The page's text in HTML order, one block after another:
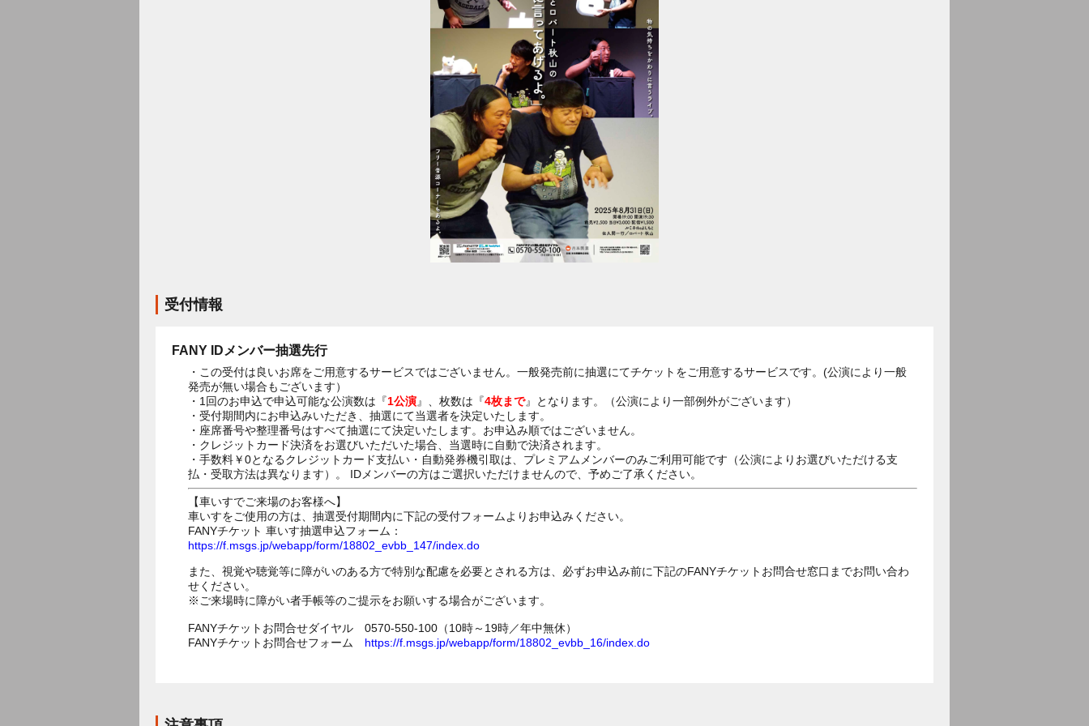
受付情報
FANY IDメンバー抽選先行
・この受付は良いお席をご用意するサービスではございません。一般発売前に抽選にてチケットをご用意するサービスです。(公演により一般
発売が無い場合もございます）
・1回のお申込で申込可能な公演数は『1公演』、枚数は『4枚まで』となります。（公演により一部例外がございます）
・受付期間内にお申込みいただき、抽選にて当選者を決定いたします。
・座席番号や整理番号はすべて抽選にて決定いたします。お申込み順ではございません。
・クレジットカード決済をお選びいただいた場合、当選時に自動で決済されます。
・手数料￥0となるクレジットカード支払い・自動発券機引取は、プレミアムメンバーのみご利用可能です（公演によりお選びいただける支
払・受取方法は異なります）。 IDメンバーの方はご選択いただけませんので、予めご了承ください。
【車いすでご来場のお客様へ】
車いすをご使用の方は、抽選受付期間内に下記の受付フォームよりお申込みください。
FANYチケット 車いす抽選申込フォーム：
https://f.msgs.jp/webapp/form/18802_evbb_147/index.do
また、視覚や聴覚等に障がいのある方で特別な配慮を必要とされる方は、必ずお申込み前に下記のFANYチケットお問合せ窓口までお問い合わ
せください。
※ご来場時に障がい者手帳等のご提示をお願いする場合がございます。
FANYチケットお問合せダイヤル 0570-550-100（10時～19時／年中無休）
FANYチケットお問合せフォーム https://f.msgs.jp/webapp/form/18802_evbb_16/index.do